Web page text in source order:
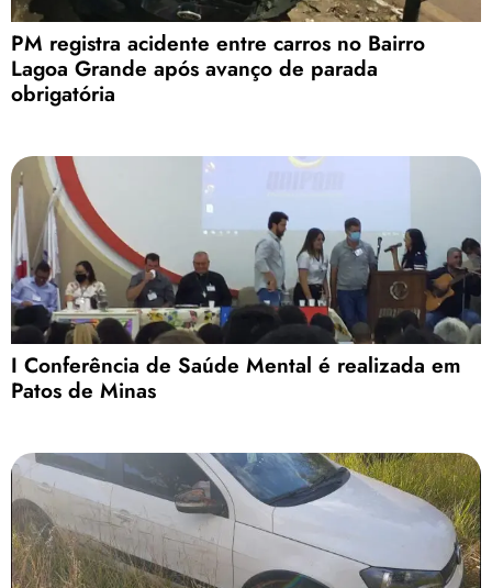
PM registra acidente entre carros no Bairro
Lagoa Grande após avanço de parada
obrigatória
I Conferência de Saúde Mental é realizada em
Patos de Minas